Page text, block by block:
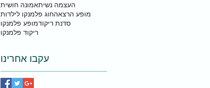
אמונה חושיתהעצמה נשית
חוג פלמנקו לילדותמופע הרצאה
מופע פלמנקוסדנת ריקוד
ריקוד פלמנקו
עקבו אחרינו